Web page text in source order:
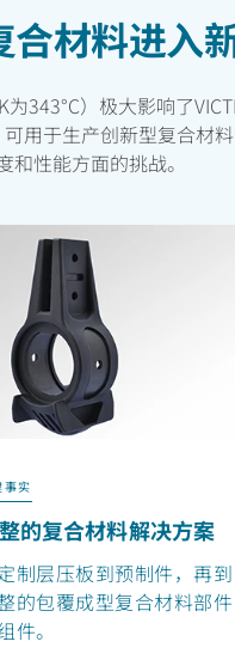
合材料进入
343°C）极大影响了
用于生产创新型复合材
和性能方面的挑战。
事实
的复合材料解决方案
制层压板到预制件，再到
的包覆成型复合材料部件
件。